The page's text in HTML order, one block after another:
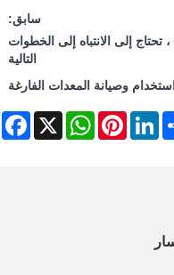
سابق:
إلى الانتباه إلى الخطوات
التالية
استخدام وصيانة المعدات الفارغة
X
WhatsAppPinterestLinkedIn